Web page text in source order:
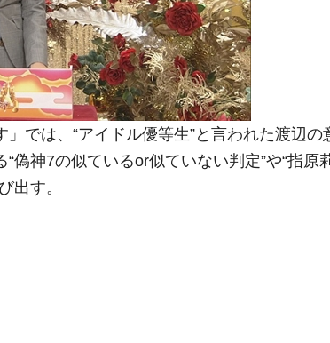
では、“アイドル優等生”と言われた渡辺の
偽神7の似ているor似ていない判定”や“指原
出す。